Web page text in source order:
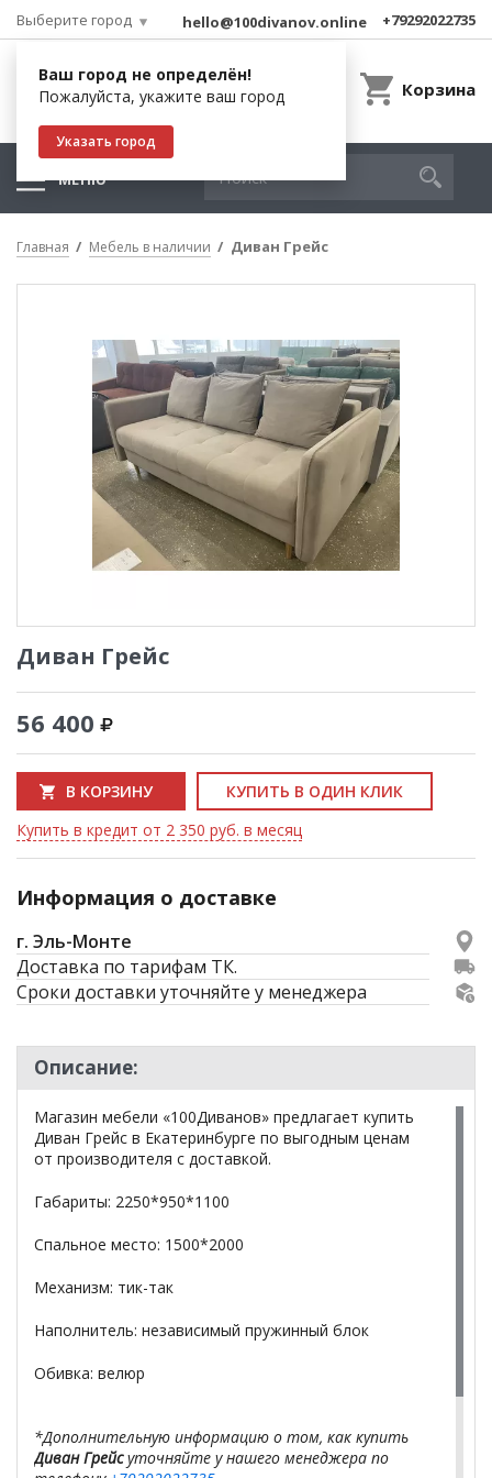
Выберите город
Ваш город не определён!
Пожалуйста, укажите ваш город
Указать город
hello@100divanov.online +79292022735
Корзина
МЕНЮ
Главная Мебель в наличии Диван Грейс
Диван Грейс
56 400
В КОРЗИНУ
КУПИТЬ В ОДИН КЛИК
Купить в кредит от 2 350 руб. в месяц
Информация о доставке
г. Эль-Монте
Доставка по тарифам ТК.
Сроки доставки уточняйте у менеджера
Описание:
Магазин мебели «100Диванов» предлагает купить
Диван Грейс в Екатеринбурге по выгодным ценам
от производителя с доставкой.
Габариты: 2250*950*1100
Спальное место: 1500*2000
Механизм: тик-так
Наполнитель: независимый пружинный блок
Обивка: велюр
*Дополнительную информацию о том, как купить
Диван Грейсуточняйте у нашего менеджера по